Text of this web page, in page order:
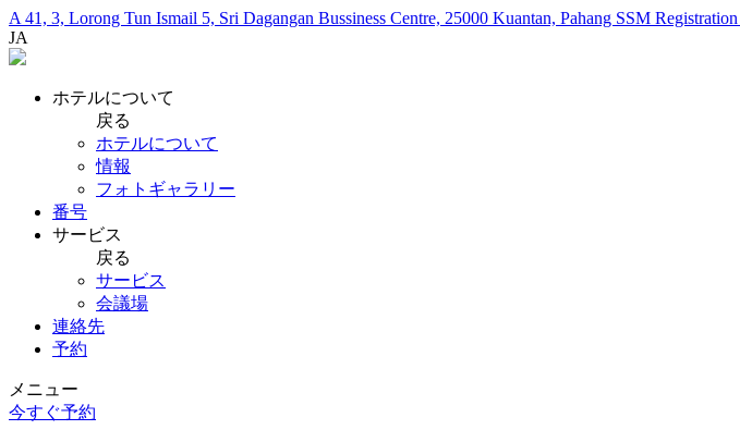
A 41, 3, Lorong Tun Ismail 5, Sri Dagangan Bussiness Centre, 25000 Kuantan, Pahang SSM
JA
ホテルについて
戻る
ホテルについて
情報
フォトギャラリー
番号
サービス
戻る
サービス
会議場
連絡先
予約
メニュー
今すぐ予約